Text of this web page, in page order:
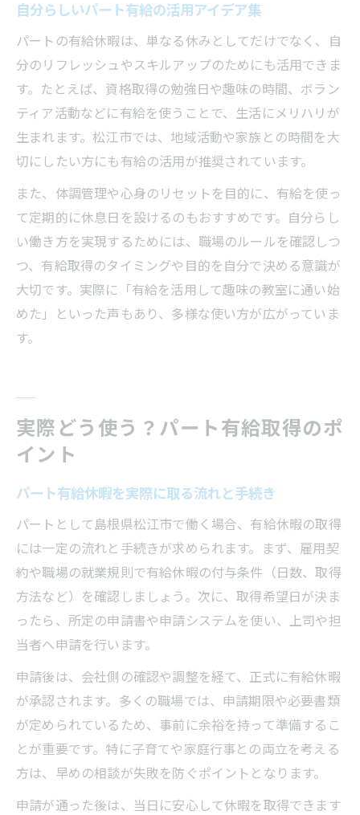
自分らしいパート有給の活用アイデア集
パートの有給休暇は、単なる休みとしてだけでなく、自
分のリフレッシュやスキルアップのためにも活用できま
す。たとえば、資格取得の勉強日や趣味の時間、ボラン
ティア活動などに有給を使うことで、生活にメリハリが
生まれます。松江市では、地域活動や家族との時間を大
切にしたい方にも有給の活用が推奨されています。
また、体調管理や心身のリセットを目的に、有給を使っ
て定期的に休息日を設けるのもおすすめです。自分らし
い働き方を実現するためには、職場のルールを確認しつ
つ、有給取得のタイミングや目的を自分で決める意識が
大切です。実際に「有給を活用して趣味の教室に通い始
めた」といった声もあり、多様な使い方が広がっていま
す。
実際どう使う？パート有給取得のポ
イント
パート有給休暇を実際に取る流れと手続き
パートとして島根県松江市で働く場合、有給休暇の取得
には一定の流れと手続きが求められます。まず、雇用契
約や職場の就業規則で有給休暇の付与条件（日数、取得
方法など）を確認しましょう。次に、取得希望日が決ま
ったら、所定の申請書や申請システムを使い、上司や担
当者へ申請を行います。
申請後は、会社側の確認や調整を経て、正式に有給休暇
が承認されます。多くの職場では、申請期限や必要書類
が定められているため、事前に余裕を持って準備するこ
とが重要です。特に子育てや家庭行事との両立を考える
方は、早めの相談が失敗を防ぐポイントとなります。
申請が通った後は、当日に安心して休暇を取得できます